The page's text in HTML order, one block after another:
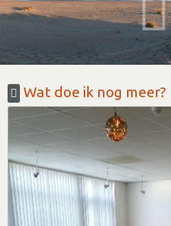
Wat doe ik nog meer?